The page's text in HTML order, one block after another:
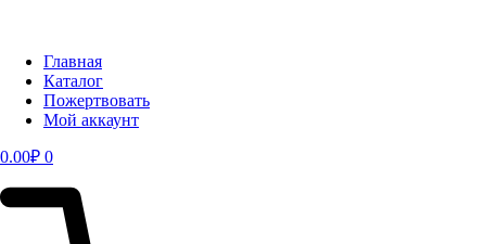
Главная
Каталог
Пожертвовать
Мой аккаунт
0.00₽ 0